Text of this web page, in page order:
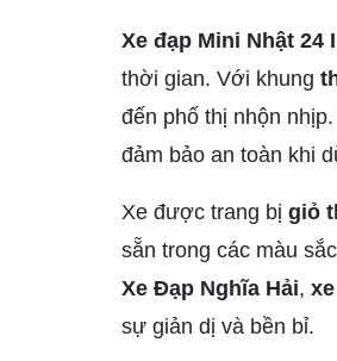
Xe đạp Mini Nhật 24
thời gian. Với khung
đến phố thị nhộn
đảm bảo an toàn khi
Xe được trang bị giỏ
sẵn trong các màu
Xe Đạp Nghĩa Hải,
sự giản dị và bền bỉ.